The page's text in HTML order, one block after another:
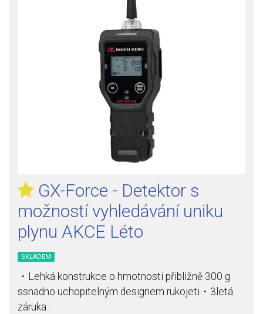
GX-Force - Detektor s
možností vyhledávání uniku
plynu AKCE Léto
SKLADEM
・Lehká konstrukce o hmotnosti přibližně 300 g
ssnadno uchopitelným designem rukojeti・3letá
záruka…